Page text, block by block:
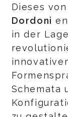
Dieses von
Dordoni
in der
Schemata